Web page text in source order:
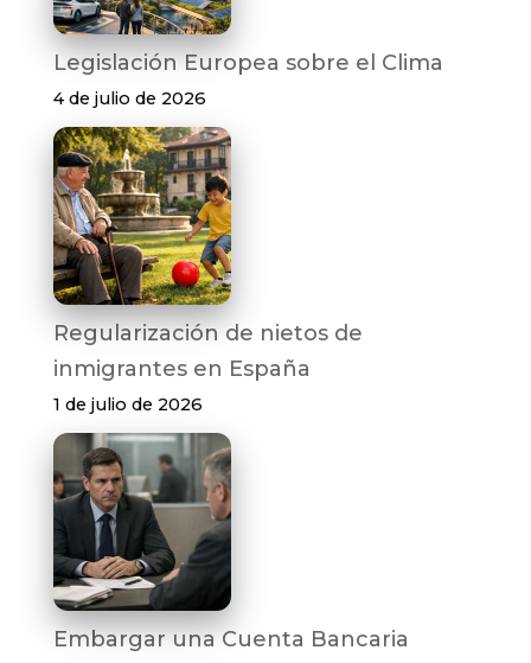
Legislación Europea sobre el Clima
4 de julio de 2026
Regularización de nietos de
inmigrantes en España
1 de julio de 2026
Embargar una Cuenta Bancaria